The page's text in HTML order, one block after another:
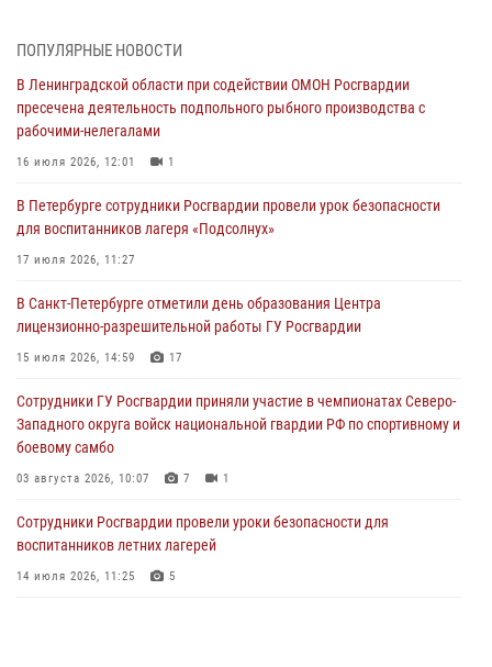
06 августа 2026, 13:39 1
В Центральном районе росгвардейцы оперативно задержали
хулигана, стрелявшего из пускового устройства рядом с жилыми
домами
06 августа 2026, 11:36
Сотрудники и военнослужащие Росгвардии обеспечили
правопорядок при проведении матча "Зенит" - "Балтика"
06 августа 2026, 07:30
В Выборгском районе наряд Росгвардии обнаружил
разыскиваемый преступный автотранспорт
05 августа 2026, 12:25 2
Петербургские росгвардейцы обнаружили объявленный в розыск
автомобиль, ранее использовавшийся при совершении кражи в
Ленобласти
04 августа 2026, 14:05
ПОПУЛЯРНЫЕ НОВОСТИ
В Ленинградской области при содействии ОМОН Росгвардии
пресечена деятельность подпольного рыбного производства с
рабочими-нелегалами
16 июля 2026, 12:01 1
В Петербурге сотрудники Росгвардии провели урок безопасности
для воспитанников лагеря «Подсолнух»
17 июля 2026, 11:27
В Санкт-Петербурге отметили день образования Центра
лицензионно-разрешительной работы ГУ Росгвардии
15 июля 2026, 14:59 17
Сотрудники ГУ Росгвардии приняли участие в чемпионатах Северо-
Западного округа войск национальной гвардии РФ по спортивному и
боевому самбо
03 августа 2026, 10:07 7 1
Сотрудники Росгвардии провели уроки безопасности для
воспитанников летних лагерей
14 июля 2026, 11:25 5